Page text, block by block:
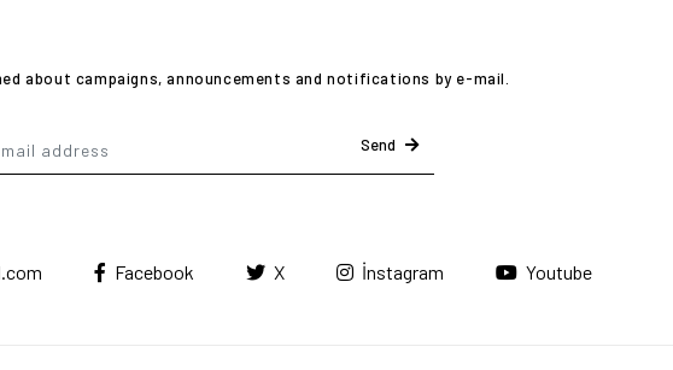
about campaigns, announcements and notifications by e-mail.
Send
Facebook X İnstagram Youtube